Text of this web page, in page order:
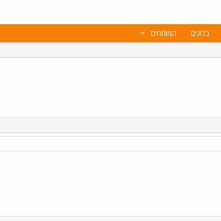
בלוגים המומחים